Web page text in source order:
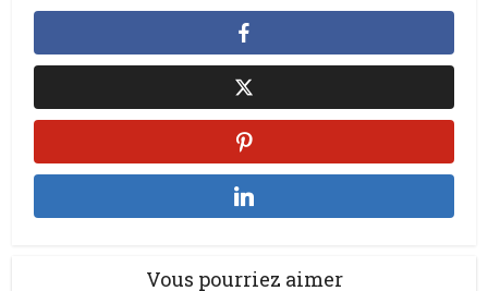
Vous pourriez aimer